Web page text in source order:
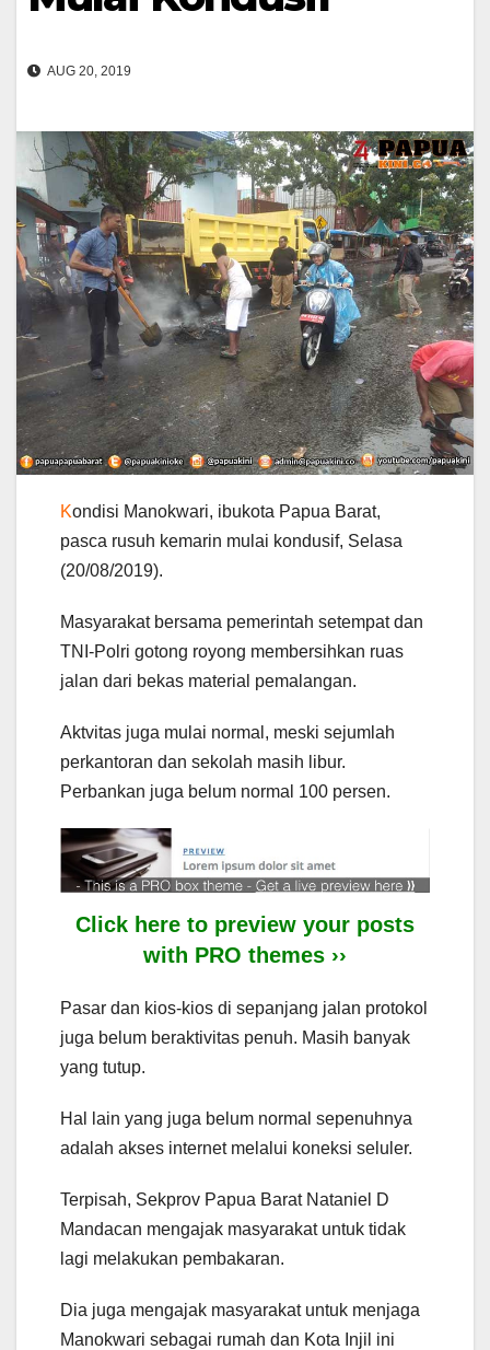
AUG 20, 2019
Kondisi Manokwari, ibukota Papua Barat,
pasca rusuh kemarin mulai kondusif, Selasa
(20/08/2019).
Masyarakat bersama pemerintah setempat dan
TNI-Polri gotong royong membersihkan ruas
jalan dari bekas material pemalangan.
Aktvitas juga mulai normal, meski sejumlah
perkantoran dan sekolah masih libur.
Perbankan juga belum normal 100 persen.
Click here to preview your posts
with PRO themes ››
Pasar dan kios-kios di sepanjang jalan protokol
juga belum beraktivitas penuh. Masih banyak
yang tutup.
Hal lain yang juga belum normal sepenuhnya
adalah akses internet melalui koneksi seluler.
Terpisah, Sekprov Papua Barat Nataniel D
Mandacan mengajak masyarakat untuk tidak
lagi melakukan pembakaran.
Dia juga mengajak masyarakat untuk menjaga
Manokwari sebagai rumah dan Kota Injil ini